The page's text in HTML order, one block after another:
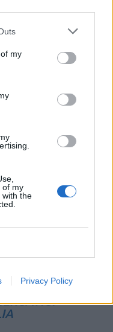
my
of my
with the
Privacy Policy
La Società dei
TIM La tecnologia si
Your Stage!, il …